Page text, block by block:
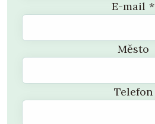
E-mail *
Město
Telefon